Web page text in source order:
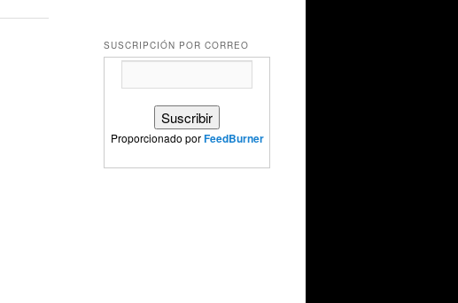
SUSCRIPCIÓN POR CORREO
Proporcionado porFeedBurner